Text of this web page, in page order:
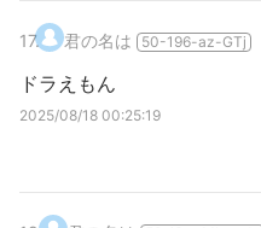
17. 君の名は 50-196-az-GTj
ドラえもん
2025/08/18 00:25:19